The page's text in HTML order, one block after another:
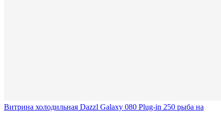
Витрина холодильная Dazzl Galaxy 080 Plug-in 250 рыба на